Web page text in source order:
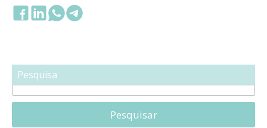
Pesquisa
Pesquisar